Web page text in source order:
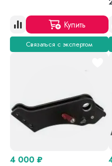
Купить
Связаться с экспертом
4 000 ₽